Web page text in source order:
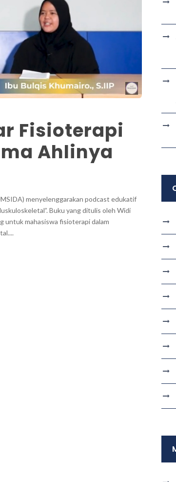
Fisioterapi
Ahlinya
menyelenggarakan podcast edukatif
Buku yang ditulis oleh Widi
untuk mahasiswa fisioterapi dalam